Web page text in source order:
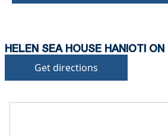
HELEN SEA HOUSE HANIOTI
Get directions